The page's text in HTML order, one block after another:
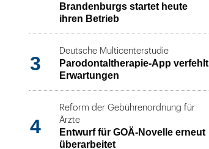
Brandenburgs startet heute
ihren Betrieb
3
Deutsche Multicenterstudie
Parodontaltherapie-App verfehlt
Erwartungen
4
Reform der Gebührenordnung für
Ärzte
Entwurf für GOÄ-Novelle erneut
überarbeitet